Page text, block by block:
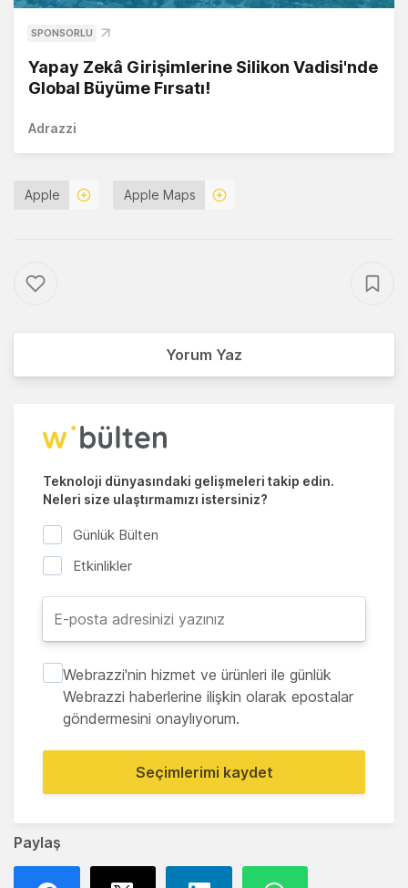
Paylaş
SPONSORLU
Yapay Zekâ Girişimlerine Silikon Vadisi'nde
Global Büyüme Fırsatı!
Adrazzi
Apple Apple Maps
Yorum Yaz
Teknoloji dünyasındaki gelişmeleri takip edin.
Neleri size ulaştırmamızı istersiniz?
Günlük Bülten
Etkinlikler
Webrazzi'nin hizmet ve ürünleri ile günlük
Webrazzi haberlerine ilişkin olarak epostalar
göndermesini onaylıyorum.
Seçimlerimi kaydet